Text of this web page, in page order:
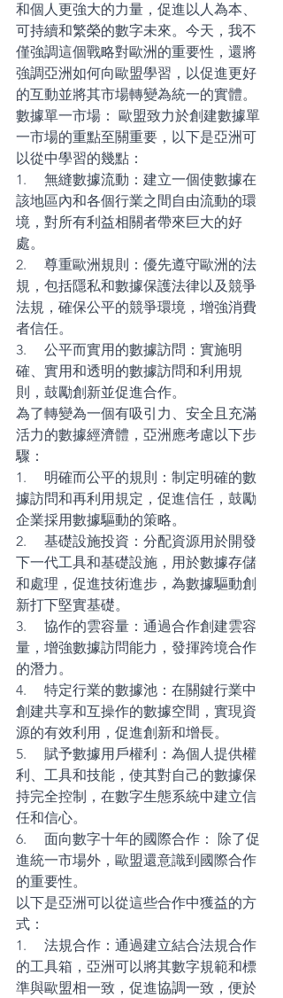
和個人更強大的力量，促進以人為本、
可持續和繁榮的數字未來。今天，我不
僅強調這個戰略對歐洲的重要性，還將
強調亞洲如何向歐盟學習，以促進更好
的互動並將其市場轉變為統一的實體。
數據單一市場： 歐盟致力於創建數據單
一市場的重點至關重要，以下是亞洲可
以從中學習的幾點：
1.     無縫數據流動：建立一個使數據在
該地區內和各個行業之間自由流動的環
境，對所有利益相關者帶來巨大的好
處。
2.     尊重歐洲規則：優先遵守歐洲的法
規，包括隱私和數據保護法律以及競爭
法規，確保公平的競爭環境，增強消費
者信任。
3.     公平而實用的數據訪問：實施明
確、實用和透明的數據訪問和利用規
則，鼓勵創新並促進合作。
為了轉變為一個有吸引力、安全且充滿
活力的數據經濟體，亞洲應考慮以下步
驟：
1.     明確而公平的規則：制定明確的數
據訪問和再利用規定，促進信任，鼓勵
企業採用數據驅動的策略。
2.     基礎設施投資：分配資源用於開發
下一代工具和基礎設施，用於數據存儲
和處理，促進技術進步，為數據驅動創
新打下堅實基礎。
3.     協作的雲容量：通過合作創建雲容
量，增強數據訪問能力，發揮跨境合作
的潛力。
4.     特定行業的數據池：在關鍵行業中
創建共享和互操作的數據空間，實現資
源的有效利用，促進創新和增長。
5.     賦予數據用戶權利：為個人提供權
利、工具和技能，使其對自己的數據保
持完全控制，在數字生態系統中建立信
任和信心。
6.     面向數字十年的國際合作： 除了促
進統一市場外，歐盟還意識到國際合作
的重要性。
以下是亞洲可以從這些合作中獲益的方
式：
1.     法規合作：通過建立結合法規合作
的工具箱，亞洲可以將其數字規範和標
準與歐盟相一致，促進協調一致，便於